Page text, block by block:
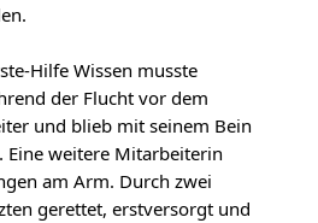
Hilfe Wissen musste
der Flucht vor dem
und blieb mit seinem Bein
Eine weitere Mitarbeiterin
am Arm. Durch zwei
gerettet, erstversorgt und